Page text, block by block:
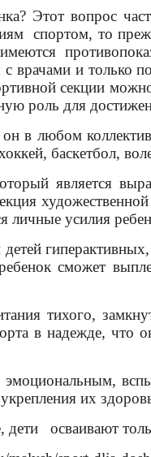
Этот вопрос
спортом, то
врачами и только
секции
роль для
в любом
баскетбол,
является
личные усилия
сможет
тихого,
в надежде, что
их
дети осваивают